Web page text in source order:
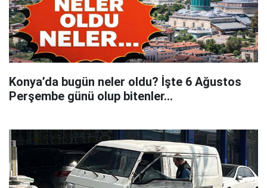
Konya’da bugün neler oldu? İşte 6 Ağustos
Perşembe günü olup bitenler…